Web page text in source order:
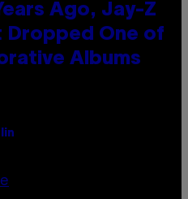
Ago, Jay-Z
Dropped One of
Albums